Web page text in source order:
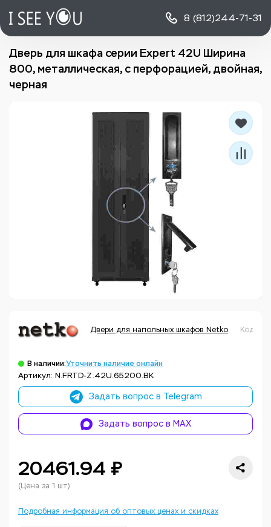
8 (812)244-71-31
Дверь для шкафа серии Expert 42U Ширина
800, металлическая, с перфорацией, двойная,
черная
Двери для напольных шкафов Netko Код
В наличии:Уточнить наличие онлайн
Артикул: N.FRTD-Z.42U.65200.BK
Задать вопрос в Telegram
Задать вопрос в MAX
20461.94 ₽
(Цена за 1 шт)
Подробная информация об оптовых ценах и скидках